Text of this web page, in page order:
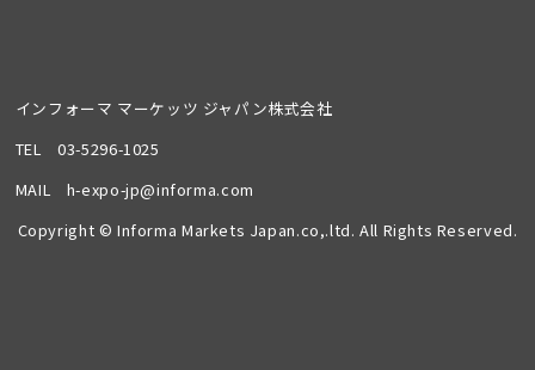
インフォーマ マーケッツ ジャパン株式会社
TEL03-5296-1025
MAIL h-expo-jp@informa.com
Copyright © Informa Markets Japan.co,.ltd. All Rights Reserved.